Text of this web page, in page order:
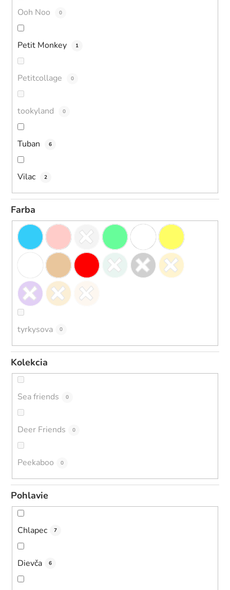
Ooh Noo 0
Petit Monkey 1
Petitcollage 0
tookyland 0
Tuban 6
Vilac 2
Farba
tyrkysova 0
Kolekcia
Sea friends 0
Deer Friends 0
Peekaboo 0
Pohlavie
Chlapec 7
Dievča 6